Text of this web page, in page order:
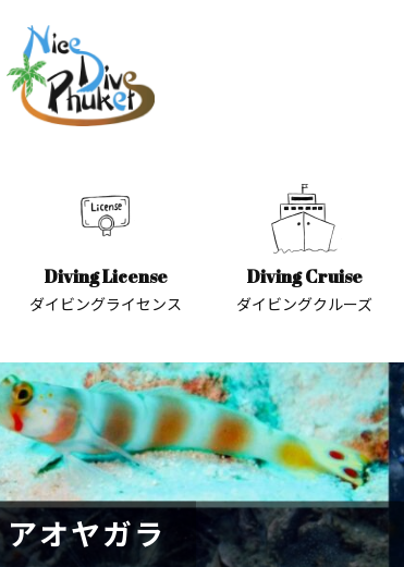
Diving License
ダイビングライセンス
Diving Cruise
ダイビングクルーズ
アオヤガラ